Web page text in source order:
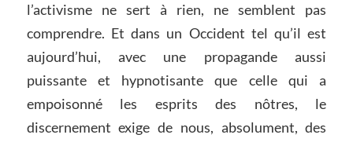
l’activisme ne sert à rien, ne semblent pas
comprendre. Et dans un Occident tel qu’il est
aujourd’hui, avec une propagande aussi
puissante et hypnotisante que celle qui a
empoisonné les esprits des nôtres, le
discernement exige de nous, absolument, des